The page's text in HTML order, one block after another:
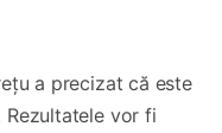
a precizat că este
Rezultatele vor fi